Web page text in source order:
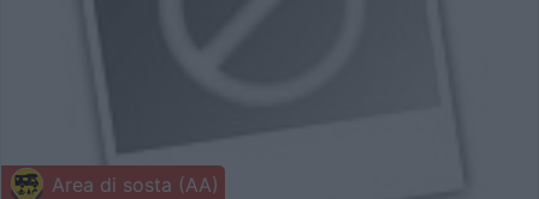
Area di sosta (AA)